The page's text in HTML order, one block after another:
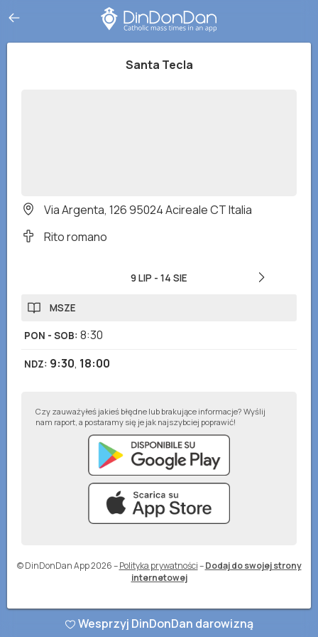
Santa Tecla
Via Argenta, 126 95024 Acireale CT Italia
Rito romano
9 LIP - 14 SIE
MSZE
PON - SOB: 8:30
NDZ: 9:30, 18:00
Czy zauważyłeś jakieś błędne lub brakujące informacje? Wyślij
nam raport, a postaramy się je jak najszybciej poprawić!
© DinDonDan App 2026– Polityka prywatności– Dodaj do swojej strony
internetowej
Wesprzyj DinDonDan darowizną